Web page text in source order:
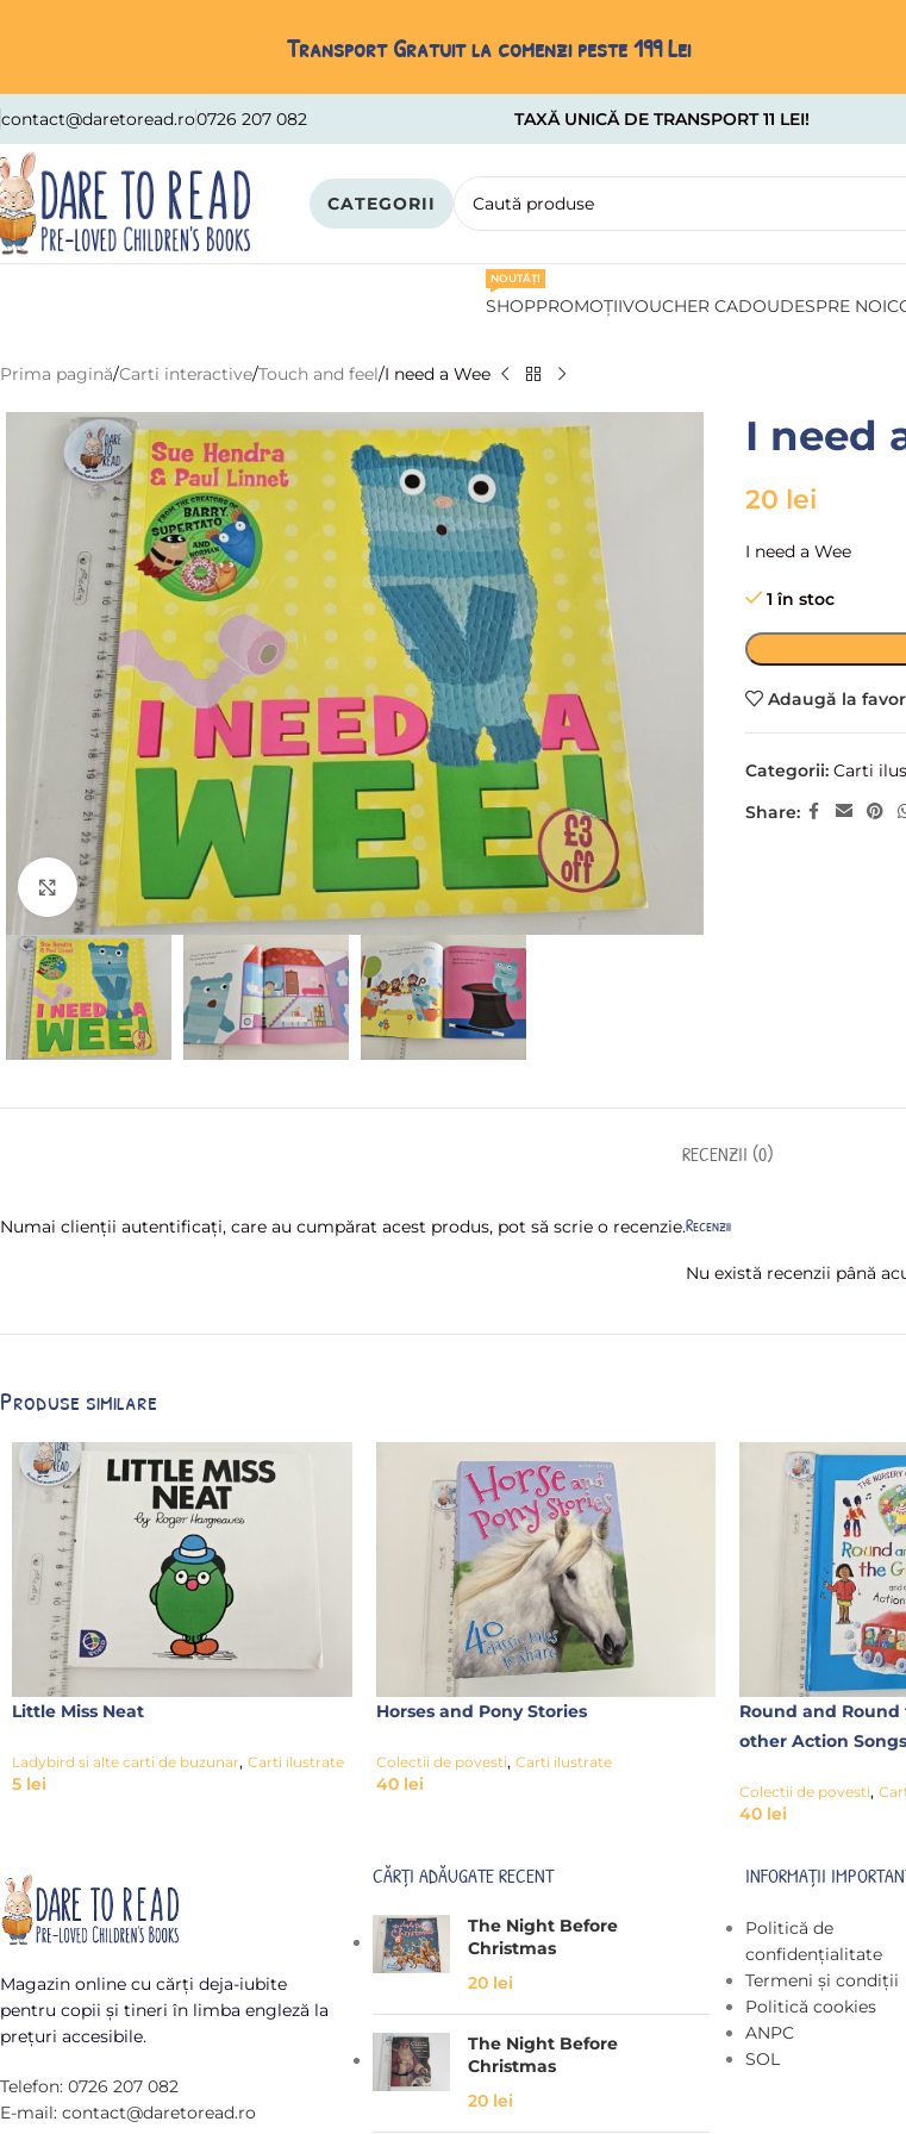
Transport Gratuit la comenzi peste 199 Lei
contact@daretoread.ro0726 207 082 TAXĂ UNICĂ DE TRANSPORT 11 LEI!
CATEGORII
SHOP
NOUTĂȚI
PROMOȚIIVOUCHER CADOUDESPRE NOI
Prima pagină Carti interactive Touch and feel I need a Wee
Faceți click pentru a mări
I need
20 lei
I need a Wee
1 în stoc
Adaugă la
Categorii: Carti
Share:
RECENZII (0)
Recenzii
Nu există recenzii până
Numai clienții autentificați, care au cumpărat acest produs, pot să scrie o recenzie.
Produse similare
Little Miss Neat
Ladybird si alte carti de buzunar, Carti ilustrate
5 lei
Horses and Pony Stories
Colectii de povesti, Carti ilustrate
40 lei
Round and
other Action Songs
Colectii de povesti,
40 lei
Magazin online cu cărți deja-iubite
pentru copii și tineri în limba engleză la
prețuri accesibile.
Telefon: 0726 207 082
E-mail: contact@daretoread.ro
CĂRȚI ADĂUGATE RECENT
The Night Before
Christmas
20 lei
The Night Before
Christmas
20 lei
INFORMAȚII
Politică de
confidențialitate
Termeni și condiții
Politică cookies
ANPC
SOL